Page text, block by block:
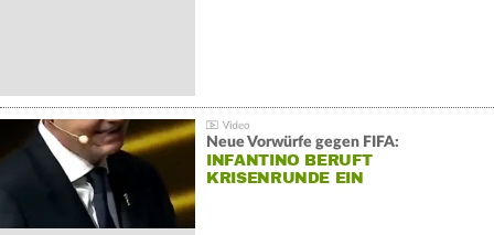
Neue Vorwürfe gegen FIFA:
INFANTINO BERUFT
KRISENRUNDE EIN